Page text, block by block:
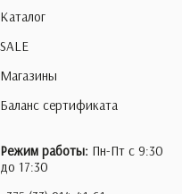
Каталог
SALE
Магазины
Баланс сертификата
Режим работы: Пн-Пт с 9:30
до 17:30